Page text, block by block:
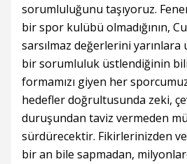
sorumluluğunu taşıyoruz.
bir spor kulübü olmadığının,
sarsılmaz değerlerini yarınlara
bir sorumluluk üstlendiğinin
formamızı giyen her
hedefler doğrultusunda zeki,
duruşundan taviz vermeden
sürdürecektir. Fikirlerinizden
bir an bile sapmadan,